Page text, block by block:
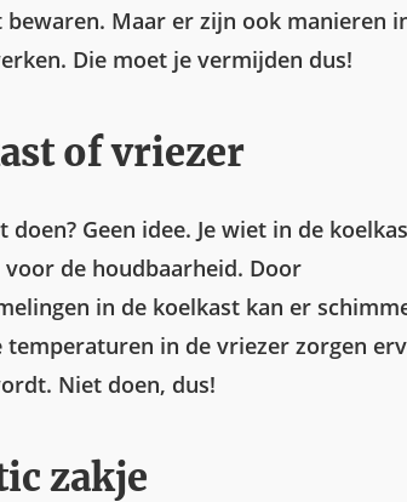
Maar er zijn ook manieren
Die moet je vermijden dus!
of vriezer
doen? Geen idee. Je wiet in de
de houdbaarheid. Door
in de koelkast kan er
temperaturen in de vriezer zorgen
Niet doen, dus!
zakje